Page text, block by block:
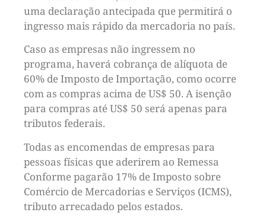
uma declaração antecipada que permitirá o
ingresso mais rápido da mercadoria no país.
Caso as empresas não ingressem no
programa, haverá cobrança de alíquota de
60% de Imposto de Importação, como ocorre
com as compras acima de US$ 50. A isenção
para compras até US$ 50 será apenas para
tributos federais.
Todas as encomendas de empresas para
pessoas físicas que aderirem ao Remessa
Conforme pagarão 17% de Imposto sobre
Comércio de Mercadorias e Serviços (ICMS),
tributo arrecadado pelos estados.